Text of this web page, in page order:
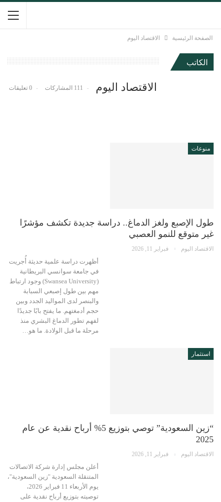
الصفحة الرئيسية الاقتصاد اليوم
الكاتب
الاقتصاد اليوم 111 المشاركات 0 تعليقات
منوعات
طول الإصبع ولغز الدماغ.. دراسة جديدة تكشف مؤشرًا
غير متوقع للنمو العصبي
الاقتصاد اليوم فبراير 11, 2026
أظهرت دراسة علمية حديثة أُجريت
في جامعة سوانسي البريطانية
(Swansea University) وجود ارتباط
مهم بين طول إصبعي السبابة
والبنصر لدى المواليد الجدد وبين
حجم أدمغتهم. ما يفتح بابًا جديدًا
لفهم تطور الدماغ البشري منذ
مرحلة ما قبل الولادة. ما هو…
استثمار
“زين السعودية” توصي بتوزيع 5% أرباح نقدية عن عام
2025
الاقتصاد اليوم فبراير 11, 2026
أعلن مجلس إدارة شركة الاتصالات
المتنقلة السعودية "زين السعودية"،
يوم الأربعاء 11 فبراير 2026،
توصيته بتوزيع أرباح نقدية على